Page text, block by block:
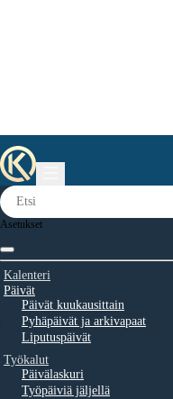
Asetukset
Kalenteri
Päivät
Päivät kuukausittain
Pyhäpäivät ja arkivapaat
Liputuspäivät
Työkalut
Päivälaskuri
Työpäiviä jäljellä